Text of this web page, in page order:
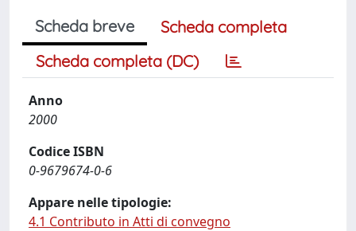
Scheda breve
Scheda completa
Scheda completa (DC)
Anno
2000
Codice ISBN
0-9679674-0-6
Appare nelle tipologie:
4.1 Contributo in Atti di convegno